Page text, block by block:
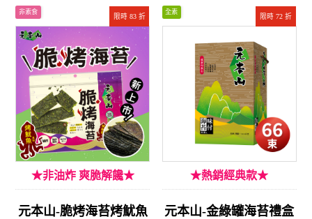
限時 83 折
非素食
★非油炸 爽脆解饞★
元本山-脆烤海苔烤魷魚
限時 72 折
全素
★熱銷經典款★
元本山-金綠罐海苔禮盒